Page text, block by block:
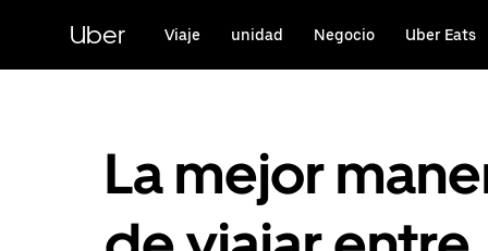
contenido
principal
Uber Viaje unidad Negocio Uber Eats
La mejor